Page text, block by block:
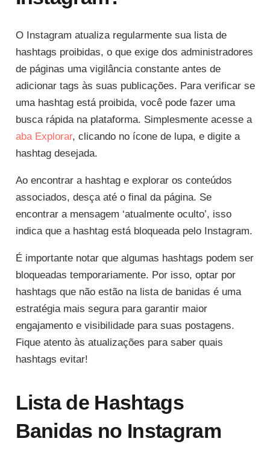
O Instagram atualiza regularmente sua lista de
hashtags proibidas, o que exige dos administradores
de páginas uma vigilância constante antes de
adicionar tags às suas publicações. Para verificar se
uma hashtag está proibida, você pode fazer uma
busca rápida na plataforma. Simplesmente acesse a
aba Explorar, clicando no ícone de lupa, e digite a
hashtag desejada.
Ao encontrar a hashtag e explorar os conteúdos
associados, desça até o final da página. Se
encontrar a mensagem ‘atualmente oculto’, isso
indica que a hashtag está bloqueada pelo Instagram.
É importante notar que algumas hashtags podem ser
bloqueadas temporariamente. Por isso, optar por
hashtags que não estão na lista de banidas é uma
estratégia mais segura para garantir maior
engajamento e visibilidade para suas postagens.
Fique atento às atualizações para saber quais
hashtags evitar!
Lista de Hashtags
Banidas no Instagram